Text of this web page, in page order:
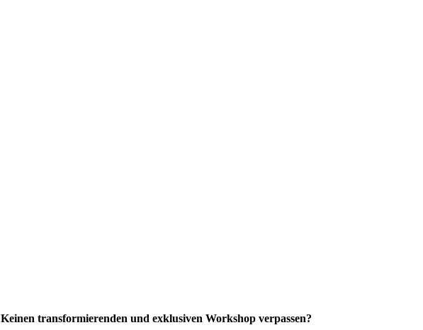
Keinen transformierenden und exklusiven Workshop verpassen?